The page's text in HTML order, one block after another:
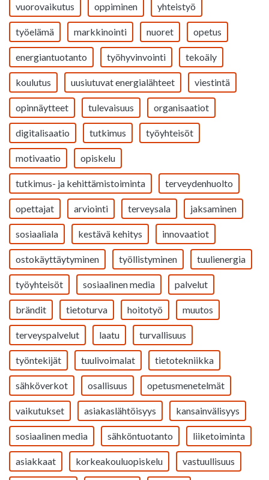
vuorovaikutus oppiminen yhteistyö
työelämä markkinointi nuoret opetus
energiantuotanto työhyvinvointi tekoäly
koulutus uusiutuvat energialähteet viestintä
opinnäytteet tulevaisuus organisaatiot
digitalisaatio tutkimus työyhteisöt
motivaatio opiskelu
tutkimus- ja kehittämistoiminta terveydenhuolto
opettajat arviointi terveysala jaksaminen
sosiaaliala kestävä kehitys innovaatiot
ostokäyttäytyminen työllistyminen tuulienergia
työyhteisöt sosiaalinen media palvelut
brändit tietoturva hoitotyö muutos
terveyspalvelut laatu turvallisuus
työntekijät tuulivoimalat tietotekniikka
sähköverkot osallisuus opetusmenetelmät
vaikutukset asiakaslähtöisyys kansainvälisyys
sosiaalinen media sähköntuotanto liiketoiminta
asiakkaat korkeakouluopiskelu vastuullisuus